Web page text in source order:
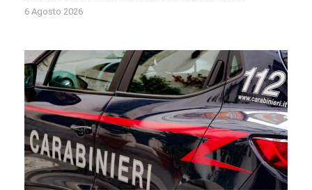
6 Agosto 2026